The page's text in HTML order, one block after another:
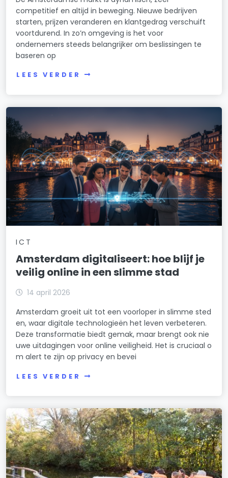
competitief en altijd in beweging. Nieuwe bedrijven
starten, prijzen veranderen en klantgedrag verschuift
voortdurend. In zo’n omgeving is het voor
ondernemers steeds belangrijker om beslissingen te
baseren op
LEES VERDER
ICT
Amsterdam digitaliseert: hoe blijf je
veilig online in een slimme stad
14 april 2026
Amsterdam groeit uit tot een voorloper in slimme sted
en, waar digitale technologieën het leven verbeteren.
Deze transformatie biedt gemak, maar brengt ook nie
uwe uitdagingen voor online veiligheid. Het is cruciaal o
m alert te zijn op privacy en bevei
LEES VERDER